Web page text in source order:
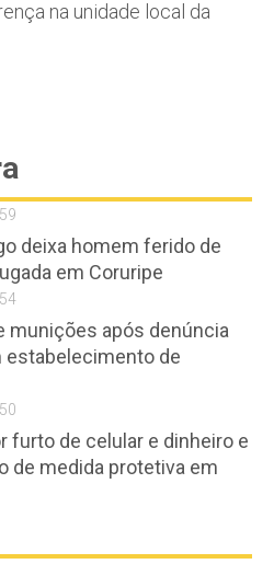
na unidade local da
deixa homem ferido de
em Coruripe
munições após denúncia
estabelecimento de
furto de celular e dinheiro e
de medida protetiva em